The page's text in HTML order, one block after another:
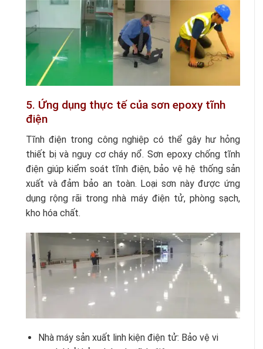
5. Ứng dụng thực tế của sơn epoxy tĩnh
điện
Tĩnh điện trong công nghiệp có thể gây hư hỏng
thiết bị và nguy cơ cháy nổ. Sơn epoxy chống tĩnh
điện giúp kiểm soát tĩnh điện, bảo vệ hệ thống sản
xuất và đảm bảo an toàn. Loại sơn này được ứng
dụng rộng rãi trong nhà máy điện tử, phòng sạch,
kho hóa chất.
Nhà máy sản xuất linh kiện điện tử: Bảo vệ vi